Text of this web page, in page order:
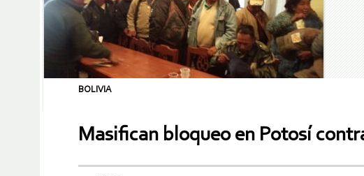
BOLIVIA
Masifican bloqueo en Potosí